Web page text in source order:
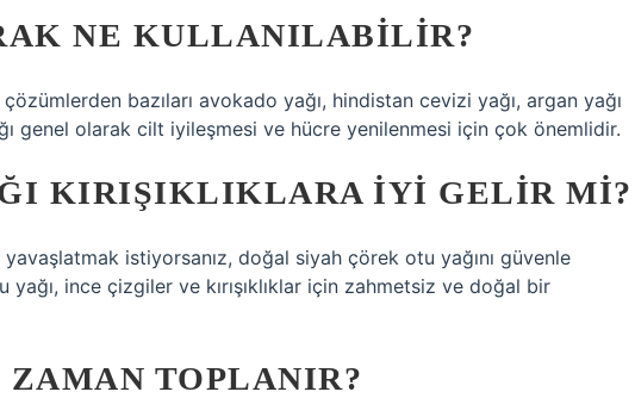
NE KULLANILABILIR?
bazıları avokado yağı, hindistan cevizi yağı, argan yağı
genel olarak cilt iyileşmesi ve hücre yenilenmesi için çok önemlidir.
KIRIŞIKLIKLARA IYI GELIR MI?
istiyorsanız, doğal siyah çörek otu yağını güvenle
ince çizgiler ve kırışıklıklar için zahmetsiz ve doğal bir
ZAMAN TOPLANIR?